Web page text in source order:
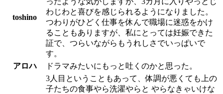
toshino
わじわと喜びを感じられるようになりました。
つわりがひどく仕事を休んで職場に迷惑をかけ
ることもありますが、私にとっては妊娠できた
証で、つらいながらもうれしさでいっぱいで
す。
アロハ
ドラマみたいにもっと吐くのかと思った。
3人目ということもあって、体調が悪くても上の
子たちの食事やら洗濯やらと やらなきゃいけな